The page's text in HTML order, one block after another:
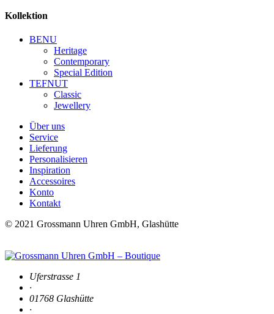
Kollektion
BENU
Heritage
Contemporary
Special Edition
TEFNUT
Classic
Jewellery
Über uns
Service
Lieferung
Personalisieren
Inspiration
Accessoires
Konto
Kontakt
© 2021 Grossmann Uhren GmbH, Glashütte
Uferstrasse 1
·
01768 Glashütte
·